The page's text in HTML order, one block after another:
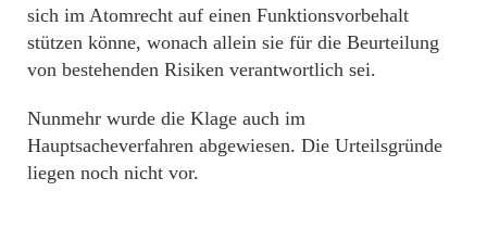
sich im Atomrecht auf einen Funktionsvorbehalt
stützen könne, wonach allein sie für die Beurteilung
von bestehenden Risiken verantwortlich sei.
Nunmehr wurde die Klage auch im
Hauptsacheverfahren abgewiesen. Die Urteilsgründe
liegen noch nicht vor.